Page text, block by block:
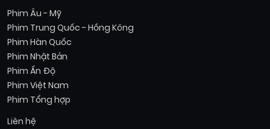
Phim Âu - Mỹ
Phim Trung Quốc - Hồng Kông
Phim Hàn Quốc
Phim Nhật Bản
Phim Ấn Độ
Phim Việt Nam
Phim Tổng hợp
Liên hệ